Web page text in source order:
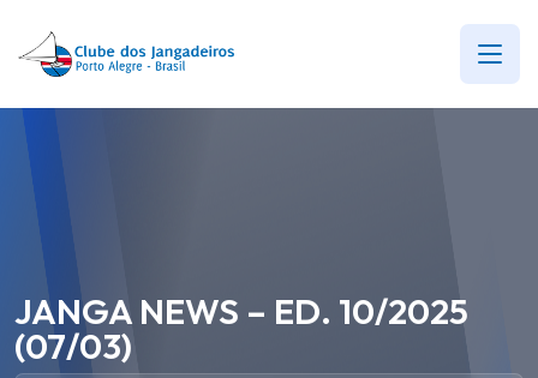
JANGA NEWS – ED. 10/2025
(07/03)